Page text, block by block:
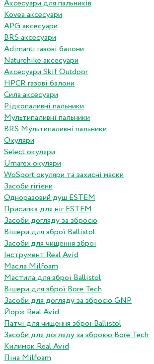
Аксесуари для пальників
Kovea аксесуари
APG аксесуари
BRS аксесуари
Adimanti газові балони
Naturehike аксесуари
Аксесуари Skif Outdoor
HPCR газові балони
Сила аксесуари
Рідкопаливні пальники
Мультипаливні пальники
BRS Мультипаливні пальники
Окуляри
Select окуляри
Umarex окуляри
WoSport окуляри та захисні маски
Засоби гігієни
Одноразовий душ ESTEM
Присипка для ніг ESTEM
Засоби догляду за зброєю
Вішери для зброї Ballistol
Засоби для чищення зброї
Інструмент Real Avid
Масла Milfoam
Мастила для зброї Ballistol
Вішери для зброї Bore Tech
Засоби для догляду за зброєю GNP
Йорж Real Avid
Патчі для чищення зброї Ballistol
Засоби для догляду за зброєю Bore Tech
Килимок Real Avid
Піна Milfoam